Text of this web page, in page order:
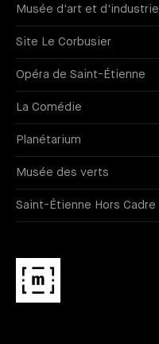
Musée d'art et d'industrie
Site Le Corbusier
Opéra de Saint-Étienne
La Comédie
Planétarium
Musée des verts
Saint-Étienne Hors Cadre